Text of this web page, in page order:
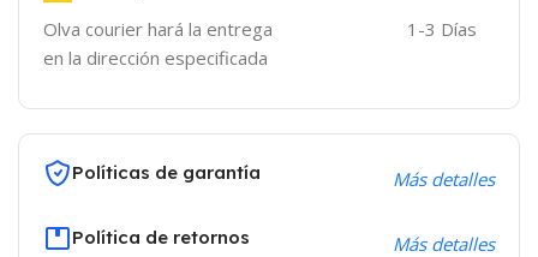
Olva courier hará la entrega
en la dirección especificada
1-3 Días
Políticas de garantía Más detalles
Política de retornos Más detalles